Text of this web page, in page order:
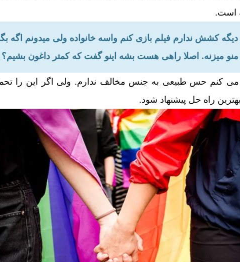
است.
دیگه کشش ندارم فیلم بازی کنم واسه خانواده ولی میدونم
منو میزنه. اصلا راهی هست بشه اینو گفت که کمتر داغون
کنم حس طبیعی به جنس مخالف ندارم. ولی اگر این را تحمل
راه حل پیشنهاد شود.